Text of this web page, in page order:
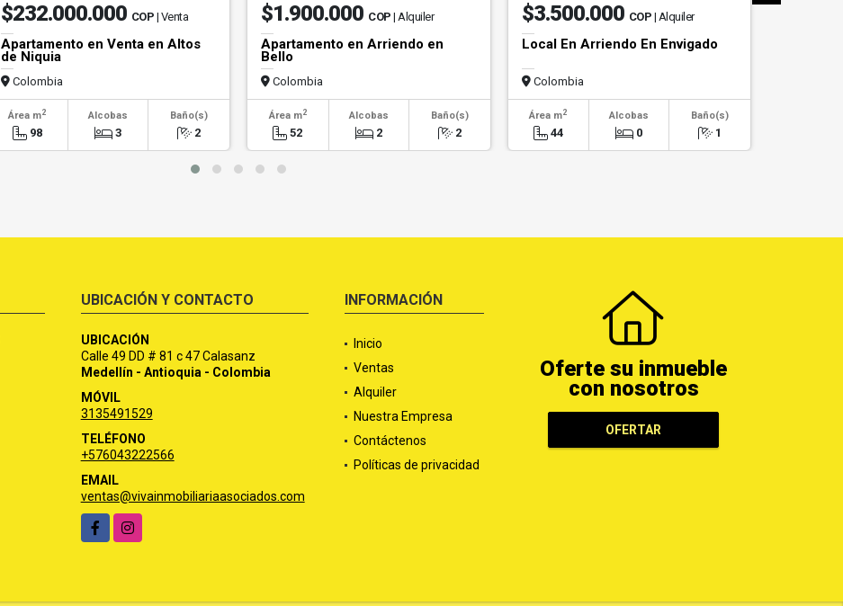
$232.000.000 COP | Venta
Apartamento en Venta en Altos
de Niquia
Colombia
Área m2
98
Alcobas
3
Baño(s)
2
$1.900.000 COP | Alquiler
Apartamento en Arriendo en
Bello
Colombia
Área m2
52
Alcobas
2
Baño(s)
2
$3.500.000 COP | Alquiler
Local En Arriendo En Envigado
Colombia
Área m2
44
Alcobas
0
Baño(s)
1
UBICACIÓN Y CONTACTO
UBICACIÓN
Calle 49 DD # 81 c 47 Calasanz
Medellín - Antioquia - Colombia
MÓVIL
3135491529
TELÉFONO
+576043222566
EMAIL
ventas@vivainmobiliariaasociados.com
FacebookInstagram
INFORMACIÓN
Inicio
Ventas
Alquiler
Nuestra Empresa
Contáctenos
Políticas de privacidad
Oferte su inmueble
con nosotros
OFERTAR